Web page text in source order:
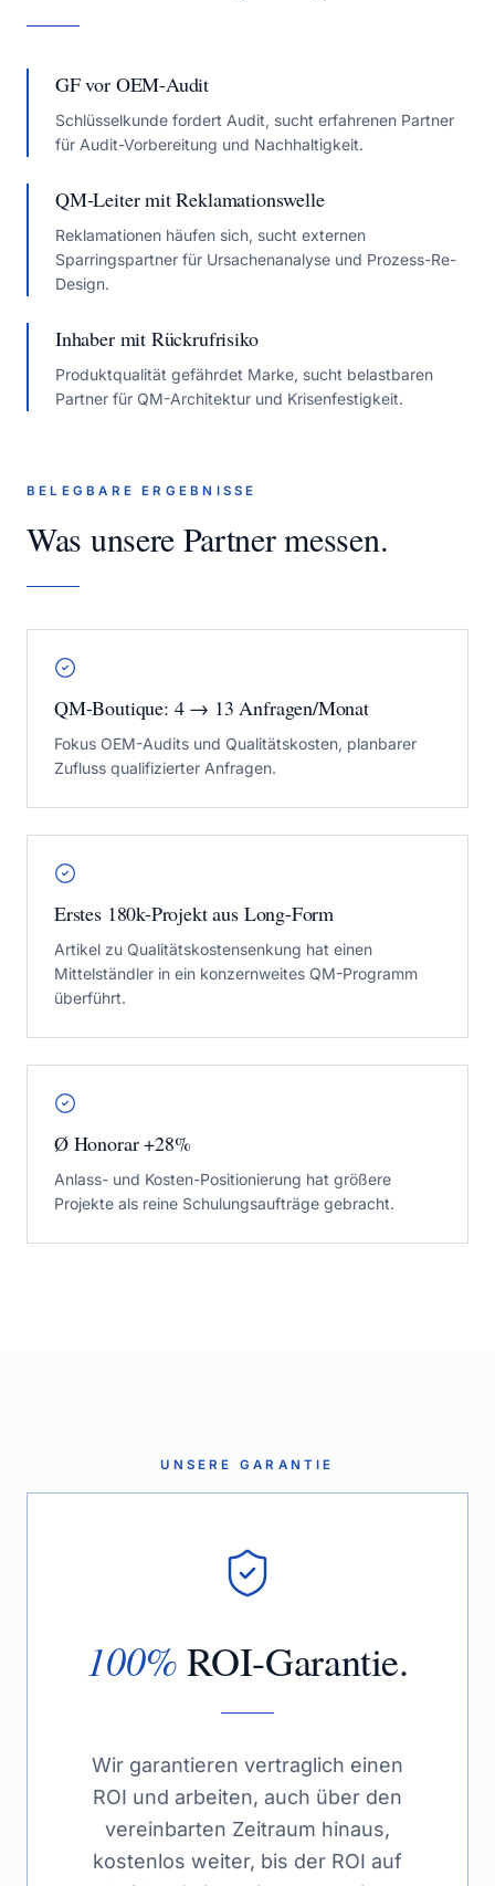
GF vor OEM-Audit
Schlüsselkunde fordert Audit, sucht erfahrenen Partner
für Audit-Vorbereitung und Nachhaltigkeit.
QM-Leiter mit Reklamationswelle
Reklamationen häufen sich, sucht externen
Sparringspartner für Ursachenanalyse und Prozess-Re-
Design.
Inhaber mit Rückrufrisiko
Produktqualität gefährdet Marke, sucht belastbaren
Partner für QM-Architektur und Krisenfestigkeit.
BELEGBARE ERGEBNISSE
Was unsere Partner messen.
QM-Boutique: 4 → 13 Anfragen/Monat
Fokus OEM-Audits und Qualitätskosten, planbarer
Zufluss qualifizierter Anfragen.
Erstes 180k-Projekt aus Long-Form
Artikel zu Qualitätskostensenkung hat einen
Mittelständler in ein konzernweites QM-Programm
überführt.
Ø Honorar +28%
Anlass- und Kosten-Positionierung hat größere
Projekte als reine Schulungsaufträge gebracht.
UNSERE GARANTIE
100%ROI-Garantie.
Wir garantieren vertraglich einen
ROI und arbeiten, auch über den
vereinbarten Zeitraum hinaus,
kostenlos weiter, bis der ROI auf